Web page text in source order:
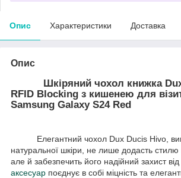
Опис Характеристики Доставка
Опис
Шкіряний чохол книжка Dux
RFID Blocking з кишенею для
Samsung Galaxy S24 Red
Елегантний чохол Dux Ducis Hivo,
натуральної шкіри, не лише додасть
але й забезпечить його надійний захист
аксесуар поєднує в собі міцність та